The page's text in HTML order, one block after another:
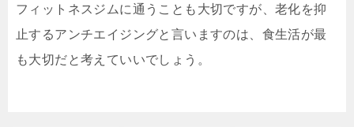
フィットネスジムに通うことも大切ですが、老化を抑
止するアンチエイジングと言いますのは、食生活が最
も大切だと考えていいでしょう。